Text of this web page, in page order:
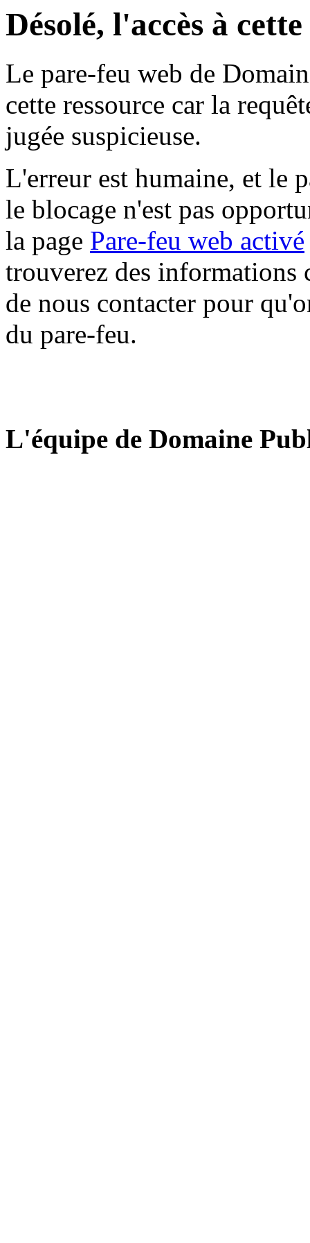
Désolé, l'accès à
Le pare-feu web de
cette ressource car la
jugée suspicieuse.
L'erreur est humaine, et le
le blocage n'est pas
la page Pare-feu web activé
trouverez des informations
de nous contacter pour
du pare-feu.
L'équipe de Domaine